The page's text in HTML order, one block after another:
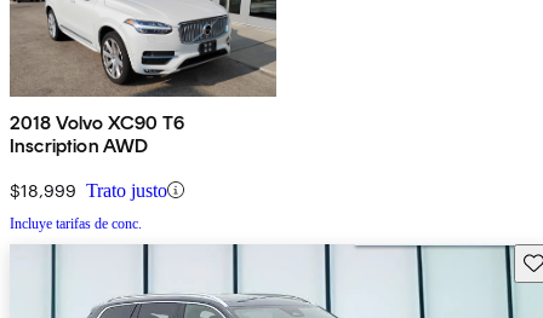
2018 Volvo XC90 T6
Inscription AWD
$18,999 Trato justo
Incluye tarifas de conc.